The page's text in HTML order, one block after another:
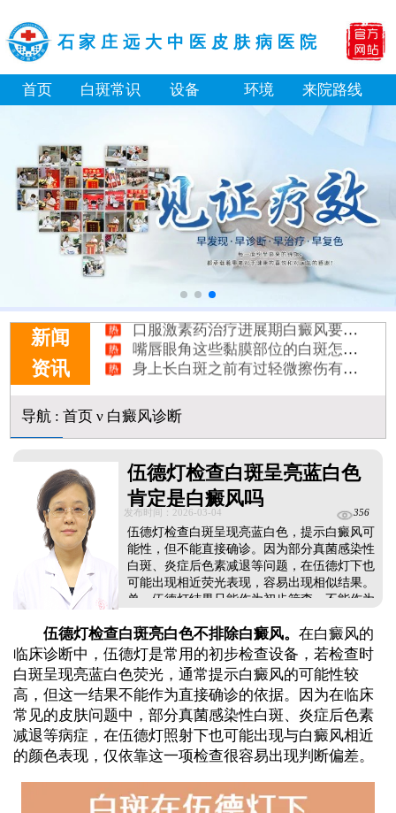
石家庄远大中医皮肤病医院
首页 白斑常识 设备 环境 来院路线
新闻
资讯
进展期能不能直接做表皮移植手术
口服激素药治疗进展期白癜风要吃多久
嘴唇眼角这些黏膜部位的白斑怎么治
身上长白斑之前有过轻微擦伤有关系吗
伍德灯能区分白癜风和汗斑吗
身体黑色素缺失是什么原因引起
初期白癜风和普通的色素减退斑怎么区分
导航: 首页ν 白癜风诊断
伍德灯检查白斑呈亮蓝白色
肯定是白癜风吗
发布时间：2026-03-04 356
伍德灯检查白斑呈现亮蓝白色，提示白癜风可
能性，但不能直接确诊。因为部分真菌感染性
白斑、炎症后色素减退等问题，在伍德灯下也
可能出现相近荧光表现，容易出现相似结果。
单一伍德灯结果只能作为初步筛查，不能作为
程，再配合三维皮肤CT观察黑色素细胞的数量
与形态，综合判断区分皮肤病，为后续规范治
疗提供可靠依据。...
伍德灯检查白斑亮白色不排除白癜风。 在白癜风的
临床诊断中，伍德灯是常用的初步检查设备，若检查时
白斑呈现亮蓝白色荧光，通常提示白癜风的可能性较
高，但这一结果不能作为直接确诊的依据。因为在临床
常见的皮肤问题中，部分真菌感染性白斑、炎症后色素
减退等病症，在伍德灯照射下也可能出现与白癜风相近
的颜色表现，仅依靠这一项检查很容易出现判断偏差。